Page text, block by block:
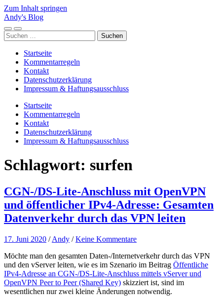
Zum Inhalt springen
Andy's Blog
Mobile-
Menü
Suchfeld
ein-/ausblenden
Suchen
nach:
Startseite
Kommentarregeln
Kontakt
Datenschutzerklärung
Impressum & Haftungsausschluss
Startseite
Kommentarregeln
Kontakt
Datenschutzerklärung
Impressum & Haftungsausschluss
Schlagwort: surfen
CGN-/DS-Lite-Anschluss mit OpenVPN
und öffentlicher IPv4-Adresse: Gesamten
Datenverkehr durch das VPN leiten
17. Juni 2020 /Andy /Keine Kommentare
Möchte man den gesamten Daten-/Internetverkehr durch das VPN
und den vServer leiten, wie es im Szenario im Beitrag Öffentliche
IPv4-Adresse an CGN-/DS-Lite-Anschluss mittels vServer und
OpenVPN Peer to Peer (Shared Key) skizziert ist, sind im
wesentlichen nur zwei kleine Änderungen notwendig.